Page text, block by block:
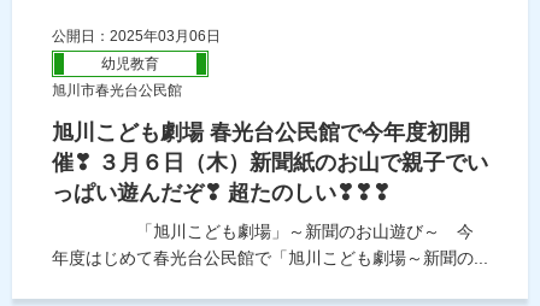
公開日：2025年03月06日
幼児教育
旭川市春光台公民館
旭川こども劇場 春光台公民館で今年度初開
催❣ ３月６日（木）新聞紙のお山で親子でい
っぱい遊んだぞ❣ 超たのしい❣❣❣
「旭川こども劇場」～新聞のお山遊び～ 今
年度はじめて春光台公民館で「旭川こども劇場～新聞の...